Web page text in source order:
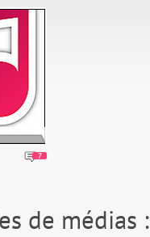
7
de médias